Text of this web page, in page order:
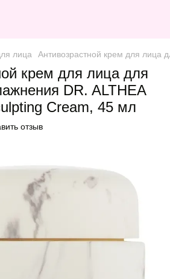
лица Антивозрастной крем для лица
крем для лица для
DR. ALTHEA
Cream, 45 мл
отзыв